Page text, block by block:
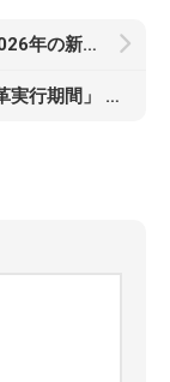
士郎正宗inセカンドライフショップの2026年の新アイテム第一弾、「士郎正宗キャラクターTシャツVol.18」が、登場!!
「部活がない」をなくす。国の「改革実行期間」 初年度より、3校統合の「紋別モデル」が始動